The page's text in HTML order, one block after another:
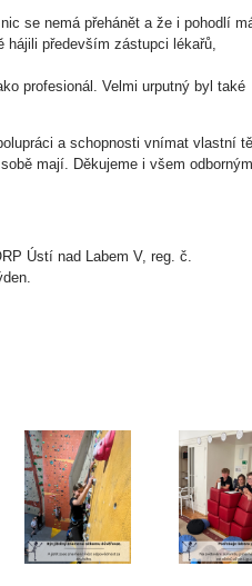
se nemá přehánět a že i pohodlí
hájili především zástupci lékařů,
profesionál. Velmi urputný byl také
a schopnosti vnímat vlastní
mají. Děkujeme i všem odborným
Ústí nad Labem V, reg. č.